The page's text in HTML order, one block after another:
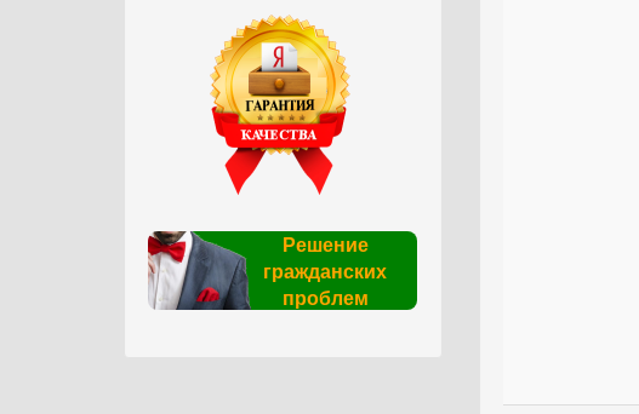
Решение
гражданских
проблем